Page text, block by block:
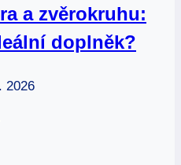
a zvěrokruhu:
doplněk?
2026